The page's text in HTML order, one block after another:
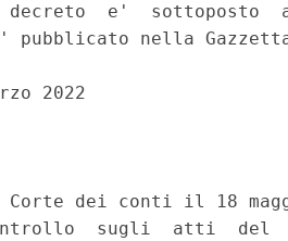
decreto  e'  sottoposto
pubblicato nella
2022
Corte dei conti il 18
sugli  atti  del